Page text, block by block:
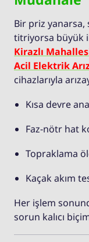
Bir priz yanarsa,
titriyorsa büyük
Kirazlı
Acil Elektrik
cihazlarıyla
Kısa devre
Faz-nötr hat
Topraklama
Kaçak akım
Her işlem
sorun kalıcı